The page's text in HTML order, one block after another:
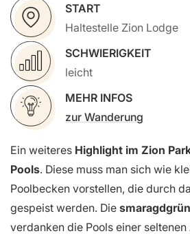
START
Haltestelle Zion Lodge
SCHWIERIGKEIT
leicht
MEHR INFOS
zur Wanderung
Ein weiteres Highlight im Zion
Pools. Diese muss man sich wie
Poolbecken vorstellen, die durch
gespeist werden. Die
verdanken die Pools einer